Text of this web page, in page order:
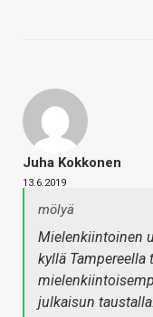
Juha Kokkonen
13.6.2019
mölyä
Mielenkiintoinen
kyllä Tampereella
julkaisun taustalla.